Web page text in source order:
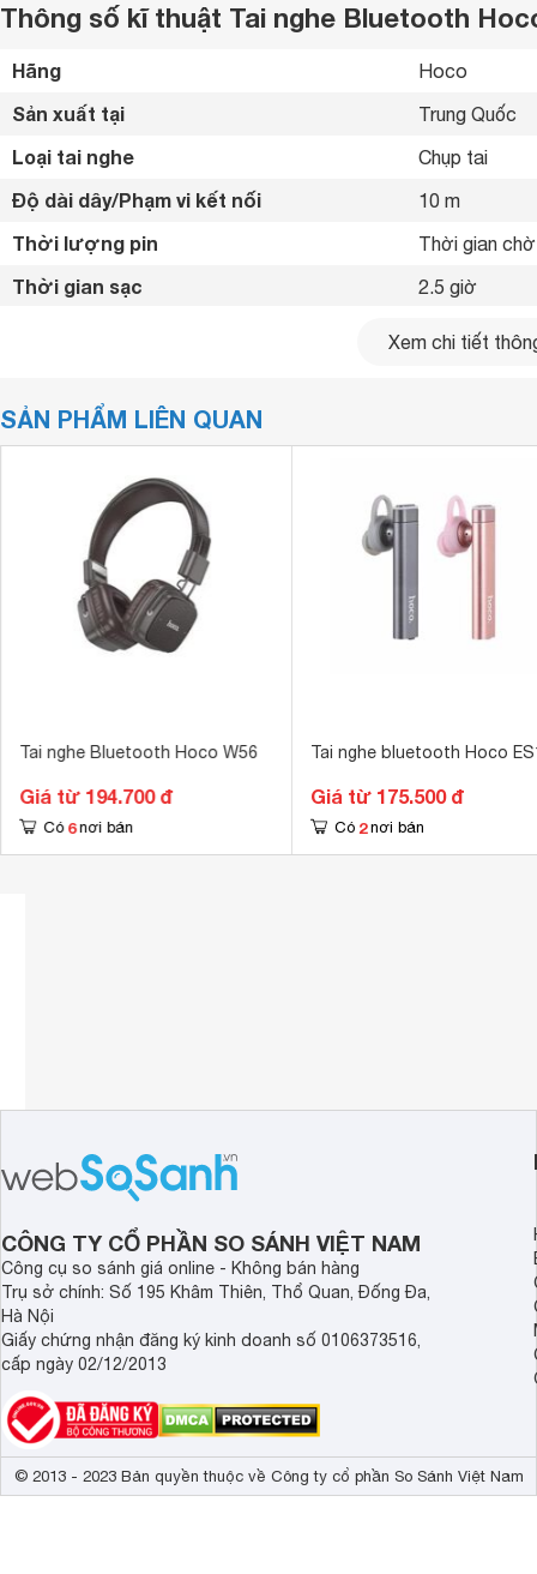
Thông số kĩ thuật Tai nghe Bluetooth
Hãng Hoco
Sản xuất tại Trung Quốc
Loại tai nghe Chụp tai
Độ dài dây/Phạm vi kết nối 10 m
Thời lượng pin Thời gian
Thời gian sạc 2.5 giờ
USB Type-C
Tương thích
Công nghệ kết nối Bluetooth
Điều khiển Phím nhấn
Phím điều khiển
Xem chi tiết
SẢN PHẨM LIÊN QUAN
Tai nghe Bluetooth Hoco W56
Giá từ 194.700 đ
Có 6 nơi bán
Tai nghe bluetooth Hoco
Giá từ 175.500 đ
Có 2 nơi bán
CÔNG TY CỔ PHẦN SO SÁNH VIỆT NAM
Công cụ so sánh giá online - Không bán hàng
Trụ sở chính: Số 195 Khâm Thiên, Thổ Quan, Đống Đa,
Hà Nội
Giấy chứng nhận đăng ký kinh doanh số 0106373516,
cấp ngày 02/12/2013
© 2013 - 2023 Bản quyền thuộc về Công ty cổ phần So Sánh Việt Nam